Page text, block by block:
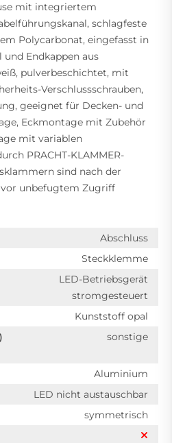
mit integriertem
schlagfeste
Polycarbonat, eingefasst in
Endkappen aus
pulverbeschichtet, mit
Verschlussschrauben,
geeignet für Decken- und
Eckmontage mit Zubehör
mit variablen
PRACHT-KLAMMER-
sind nach der
unbefugtem Zugriff
Abschluss
Steckklemme
LED-Betriebsgerät
stromgesteuert
Kunststoff opal
sonstige
Aluminium
LED nicht austauschbar
symmetrisch